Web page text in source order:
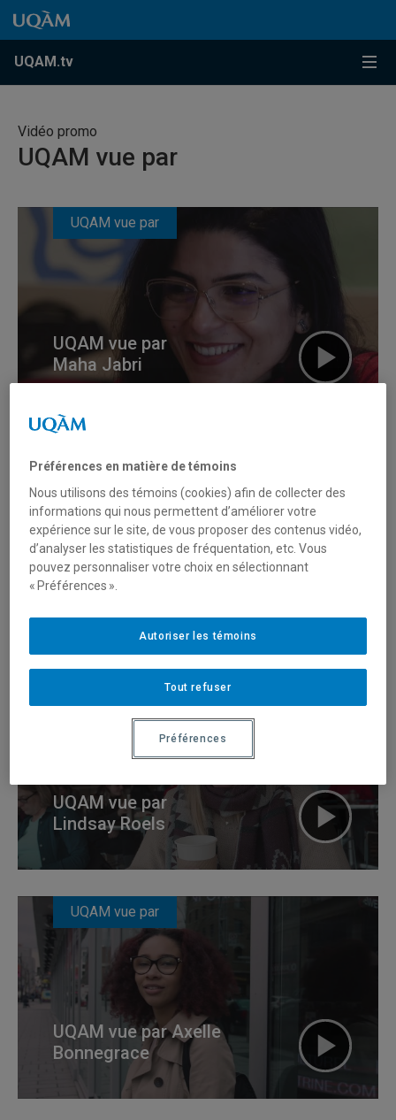
Accéder au contenu
Accéder au menu principal
Accéder à la recherche
Accéder au contenu
Accéder au menu principal
UQAM.tv
Vidéo promo
UQAM vue par
UQAM vue par
UQAM vue par
Maha Jabri
UQAM vue par
Ismaïla Baldé
UQAM vue par
Lindsay Roels
UQAM vue par
UQAM vue par Axelle
Bonnegrace
Préférences en matière de témoins
Nous utilisons des témoins (cookies) afin de collecter des
informations qui nous permettent d’améliorer votre
expérience sur le site, de vous proposer des contenus vidéo,
d’analyser les statistiques de fréquentation, etc. Vous
pouvez personnaliser votre choix en sélectionnant
« Préférences ».
Tout refuser
Autoriser les témoins
Préférences